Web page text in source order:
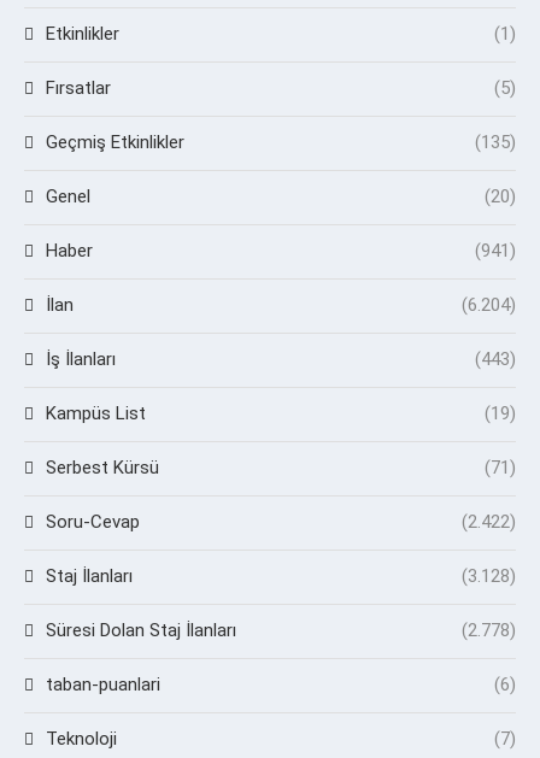
Etkinlikler (1)
Fırsatlar (5)
Geçmiş Etkinlikler (135)
Genel (20)
Haber (941)
İlan (6.204)
İş İlanları (443)
Kampüs List (19)
Serbest Kürsü (71)
Soru-Cevap (2.422)
Staj İlanları (3.128)
Süresi Dolan Staj İlanları (2.778)
taban-puanlari (6)
Teknoloji (7)